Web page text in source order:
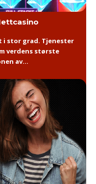
i stor grad. Tjenester
verdens største
av...